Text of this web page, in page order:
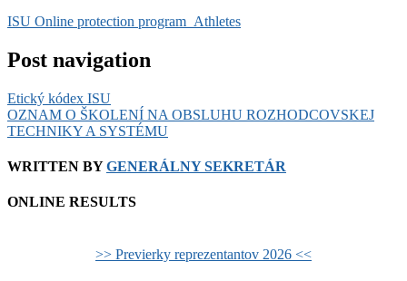
ISU Online protection program_Athletes
Post navigation
Etický kódex ISU
OZNAM O ŠKOLENÍ NA OBSLUHU ROZHODCOVSKEJ
TECHNIKY A SYSTÉMU
WRITTEN BYGENERÁLNY SEKRETÁR
ONLINE RESULTS
>> Previerky reprezentantov 2026 <<